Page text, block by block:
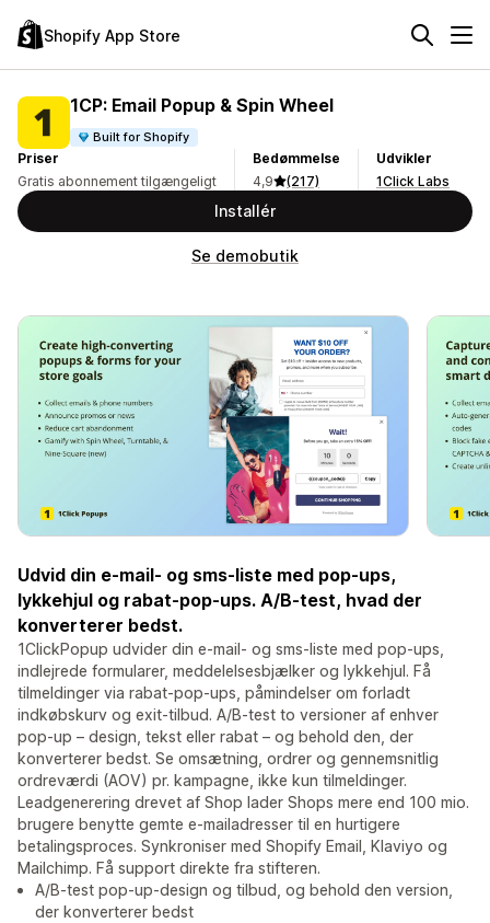
Shopify App Store
1CP: Email Popup & Spin Wheel
Built for Shopify
Priser
Gratis abonnement tilgængeligt
Bedømmelse
4,9
(217)
Udvikler
1Click Labs
Installér
Se demobutik
Udvid din e-mail- og sms-liste med pop-ups,
lykkehjul og rabat-pop-ups. A/B-test, hvad der
konverterer bedst.
1ClickPopup udvider din e-mail- og sms-liste med pop-ups,
indlejrede formularer, meddelelsesbjælker og lykkehjul. Få
tilmeldinger via rabat-pop-ups, påmindelser om forladt
indkøbskurv og exit-tilbud. A/B-test to versioner af enhver
pop-up – design, tekst eller rabat – og behold den, der
konverterer bedst. Se omsætning, ordrer og gennemsnitlig
ordreværdi (AOV) pr. kampagne, ikke kun tilmeldinger.
Leadgenerering drevet af Shop lader Shops mere end 100 mio.
brugere benytte gemte e-mailadresser til en hurtigere
betalingsproces. Synkroniser med Shopify Email, Klaviyo og
Mailchimp. Få support direkte fra stifteren.
A/B-test pop-up-design og tilbud, og behold den version,
der konverterer bedst